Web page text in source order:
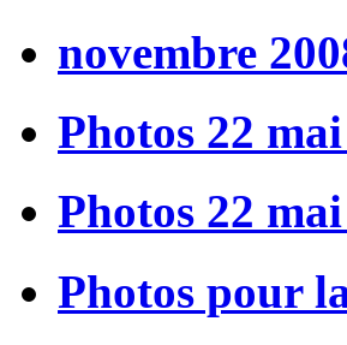
novembre
Photos 22
Photos 22
Photos pour